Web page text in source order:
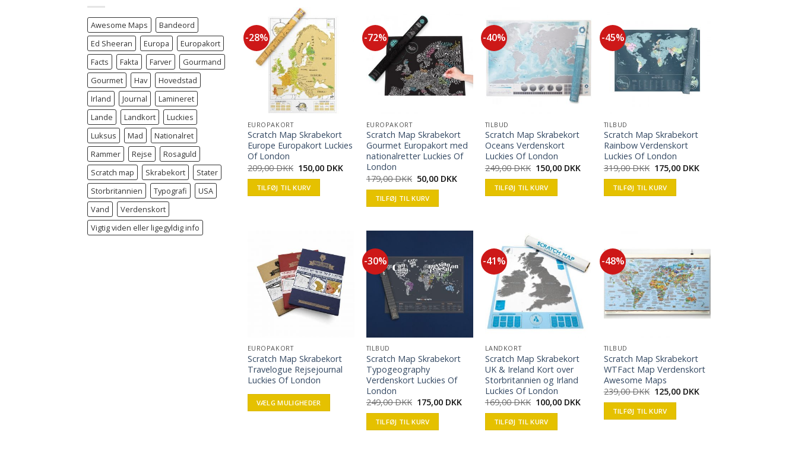
Awesome Maps
Bandeord
Ed Sheeran
Europa
Europakort
Facts
Fakta Farver
Gourmand
Gourmet
Hav
Hovedstad
Irland
Journal
Lamineret
Lande
Landkort
Luckies
Luksus
Mad
Nationalret
Rammer
Rejse
Rosaguld
Scratch map
Skrabekort
Stater
Storbritannien
Typografi
USA
Vand
Verdenskort
Vigtig viden eller ligegyldig info
-28%
EUROPAKORT
Scratch Map Skrabekort
Europe Europakort Luckies
Of London
209,00DKK 150,00 DKK
TILFØJ TIL KURV
-72%
EUROPAKORT
Scratch Map Skrabekort
Gourmet Europakort med
nationalretter Luckies Of
London
179,00DKK 50,00 DKK
TILFØJ TIL KURV
-40%
TILBUD
Scratch Map Skrabekort
Oceans Verdenskort
Luckies Of London
249,00DKK 150,00 DKK
TILFØJ TIL KURV
-45%
TILBUD
Scratch Map Skrabekort
Rainbow Verdenskort
Luckies Of London
319,00DKK 175,00 DKK
TILFØJ TIL KURV
EUROPAKORT
Scratch Map Skrabekort
Travelogue Rejsejournal
Luckies Of London
VÆLG MULIGHEDER
-30%
TILBUD
Scratch Map Skrabekort
Typogeography
Verdenskort Luckies Of
London
249,00DKK 175,00 DKK
TILFØJ TIL KURV
-41%
LANDKORT
Scratch Map Skrabekort
UK & Ireland Kort over
Storbritannien og Irland
Luckies Of London
169,00DKK 100,00 DKK
TILFØJ TIL KURV
-48%
TILBUD
Scratch Map Skrabekort
WTFact Map Verdenskort
Awesome Maps
239,00DKK 125,00 DKK
TILFØJ TIL KURV